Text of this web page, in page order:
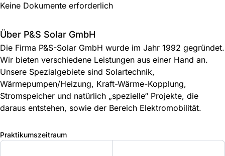
Keine Dokumente erforderlich
Über P&S Solar GmbH
Die Firma P&S-Solar GmbH wurde im Jahr 1992 gegründet.
Wir bieten verschiedene Leistungen aus einer Hand an.
Unsere Spezialgebiete sind Solartechnik,
Wärmepumpen/Heizung, Kraft-Wärme-Kopplung,
Stromspeicher und natürlich „spezielle“ Projekte, die
daraus entstehen, sowie der Bereich Elektromobilität.
Praktikumszeitraum